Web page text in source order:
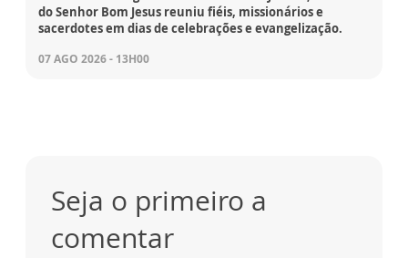
do Senhor Bom Jesus reuniu fiéis, missionários e
sacerdotes em dias de celebrações e evangelização.
07 AGO 2026 - 13H00
Seja o primeiro a
comentar